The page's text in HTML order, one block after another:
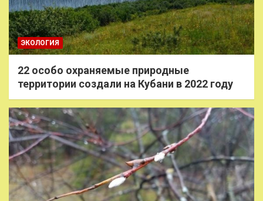
ЭКОЛОГИЯ
22 особо охраняемые природные
территории создали на Кубани в 2022 году